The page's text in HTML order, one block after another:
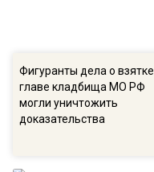
Фигуранты дела о взятке
главе кладбища МО РФ
могли уничтожить
доказательства